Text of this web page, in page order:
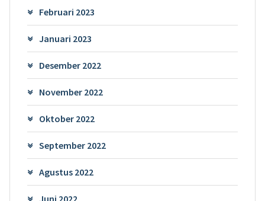
Februari 2023
Januari 2023
Desember 2022
November 2022
Oktober 2022
September 2022
Agustus 2022
Juni 2022